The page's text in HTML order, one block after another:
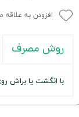
افزودن به علاقه
روش مصرف
با انگشت یا براش